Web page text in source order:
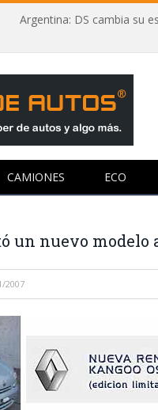
Argentina: DS cambia su
CAMIONES ECO
un nuevo
2007